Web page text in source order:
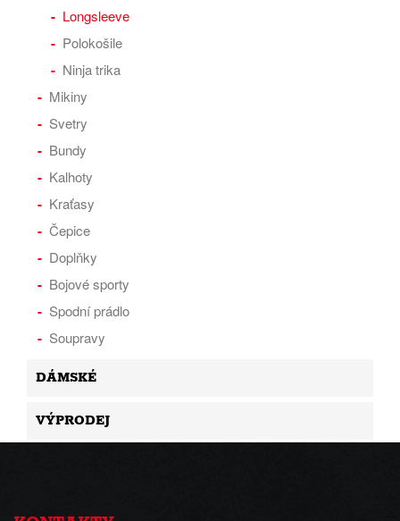
Longsleeve
Polokošile
Ninja trika
Mikiny
Svetry
Bundy
Kalhoty
Kraťasy
Čepice
Doplňky
Bojové sporty
Spodní prádlo
Soupravy
DÁMSKÉ
VÝPRODEJ